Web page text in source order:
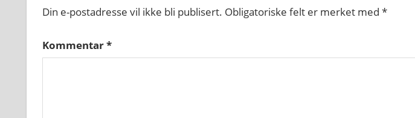
Din e-postadresse vil ikke bli publisert. Obligatoriske felt er merket med *
Kommentar*